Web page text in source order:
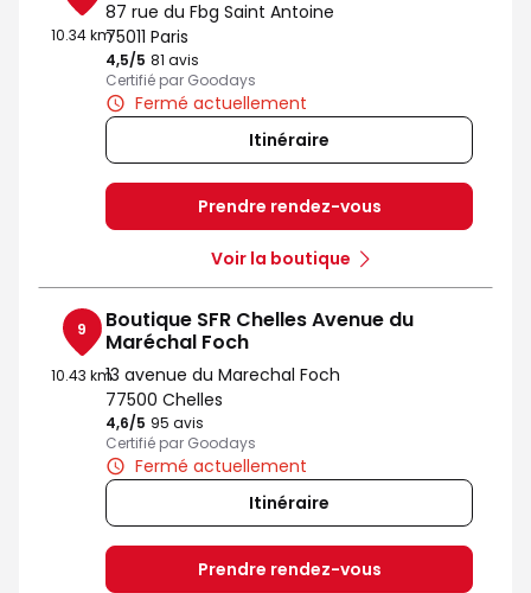
10.34 km
87 rue du Fbg Saint Antoine
75011 Paris
4,5/5 Note de 4.5 sur 5
81 avis
Certifié par Goodays
Fermé actuellement
Itinéraire
Prendre rendez-vous
Voir la boutique
9
10.43 km
Boutique SFR Chelles Avenue du
Maréchal Foch
13 avenue du Marechal Foch
77500 Chelles
4,6/5 Note de 4.6 sur 5
95 avis
Certifié par Goodays
Fermé actuellement
Itinéraire
Prendre rendez-vous